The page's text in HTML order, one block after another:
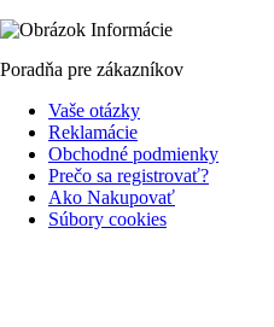
Poradňa pre zákazníkov
Vaše otázky
Reklamácie
Obchodné podmienky
Prečo sa registrovať?
Ako Nakupovať
Súbory cookies